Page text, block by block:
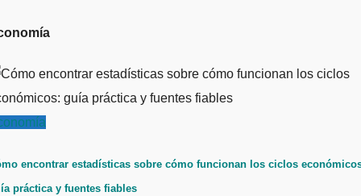
encontrar estadísticas sobre cómo funcionan los ciclos
práctica y fuentes fiables